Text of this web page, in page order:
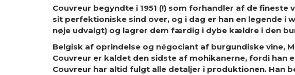
Couvreur begyndte i 1951 (!) som forhandler af de
sit perfektioniske sind over, og i dag er han en legende i
nøje udvalgt) og lagrer dem færdig i dybe kældre i den
Belgisk af oprindelse og négociant af burgundiske vine,
Couvreur er kaldet den sidste af mohikanerne, fordi han
Couvreur har altid fulgt alle detaljer i produktionen. Han